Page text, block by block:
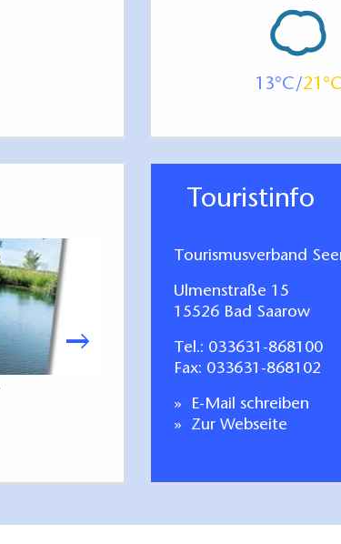
13 21
Jetzt
Touristinfo
Tourismusverband
Ulmenstraße 15
15526 Bad Saarow
Tel.: 033631-868100
Fax: 033631-868102
E-Mail schreiben
Zur Webseite